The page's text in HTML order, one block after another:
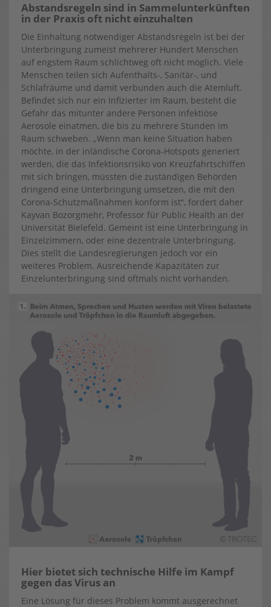
Abstandsregeln sind in Sammelunterkünften
in der Praxis oft nicht einzuhalten
Die Einhaltung notwendiger Abstandsregeln ist bei der
Unterbringung zumeist mehrerer Hundert Menschen
auf engstem Raum schlichtweg oft nicht möglich. Viele
Menschen teilen sich Aufenthalts-, Sanitär-, und
Schlafräume und damit verbunden auch die Atemluft.
Befindet sich nur ein Infizierter im Raum, besteht die
Gefahr das mitunter andere Personen infektiöse
Aerosole einatmen, die bis zu mehrere Stunden im
Raum schweben. „Wenn man keine Situation haben
möchte, in der inländische Corona-Hotspots generiert
werden, die das Infektionsrisiko von Kreuzfahrtschiffen
mit sich bringen, müssten die zuständigen Behörden
dringend eine Unterbringung umsetzen, die mit den
Corona-Schutzmaßnahmen konform ist“, fordert daher
Kayvan Bozorgmehr, Professor für Public Health an der
Universität Bielefeld. Gemeint ist eine Unterbringung in
Einzelzimmern, oder eine dezentrale Unterbringung.
Dies stellt die Landesregierungen jedoch vor ein
weiteres Problem. Ausreichende Kapazitäten zur
Einzelunterbringung sind oftmals nicht vorhanden.
Hier bietet sich technische Hilfe im Kampf
gegen das Virus an
Eine Lösung für dieses Problem kommt ausgerechnet